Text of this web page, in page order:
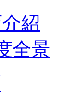
紹
全景